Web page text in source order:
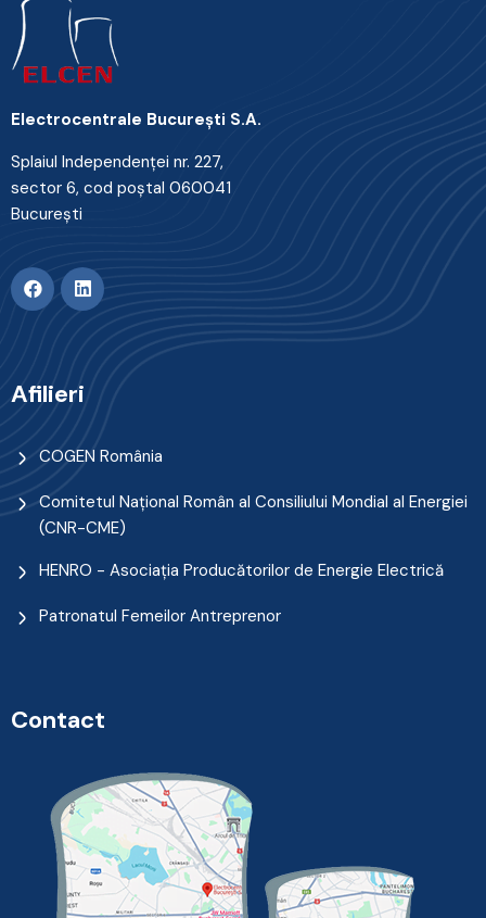
Electrocentrale Bucureşti S.A.
Splaiul Independenţei nr. 227,
sector 6, cod poştal 060041
Bucureşti
Afilieri
COGEN România
Comitetul Naţional Român al Consiliului Mondial al Energiei
(CNR-CME)
HENRO - Asociația Producătorilor de Energie Electrică
Patronatul Femeilor Antreprenor
Contact